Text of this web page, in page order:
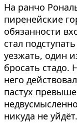
На ранчо
пиренейские
обязанности
стал
уезжать, один
бросать стадо.
него
пастух
никуда не уйдёт.